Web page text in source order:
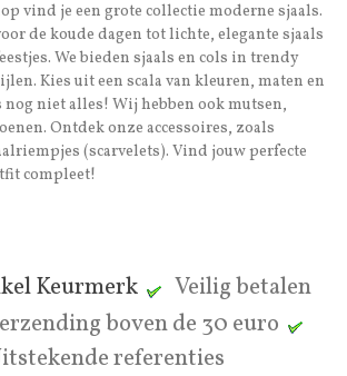
vind je een grote collectie moderne sjaals.
de koude dagen tot lichte, elegante sjaals
We bieden sjaals en cols in trendy
Kies uit een scala van kleuren, maten en
nog niet alles! Wij hebben ook mutsen,
Ontdek onze accessoires, zoals
(scarvelets). Vind jouw perfecte
compleet!
Keurmerk
Veilig betalen
boven de 30 euro
referenties